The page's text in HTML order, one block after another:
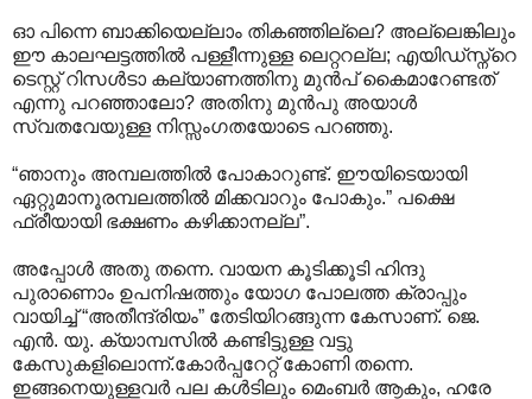
ഓ പിന്നെ ബാക്കിയെല്ലാം തികഞ്ഞില്ലെ? അല്ലെങ്കിലും
ഈ കാലഘട്ടത്തില്‍ പള്ളീന്നുള്ള ലെറ്ററല്ല; എയിഡ്സ്ന്റെ
ടെസ്റ്റ് റിസള്‍ടാ കല്യാണത്തിനു മുന്‍പ് കൈമാറേണ്ടത്
എന്നു പറഞ്ഞാലോ? അതിനു മുന്‍പു അയാള്‍
സ്വതവേയുള്ള നിസ്സംഗതയോടെ പറഞ്ഞു.
“ഞാനും അമ്പലത്തില്‍ പോകാറുണ്ട്. ഈയിടെയായി
ഏറ്റുമാനൂരമ്പലത്തില്‍ മിക്കവാറും പോകും.” പക്ഷെ
ഫ്രീയായി ഭക്ഷണം കഴിക്കാനല്ല”.
അപ്പോള്‍ അതു തന്നെ. വായന കൂടിക്കൂടി ഹിന്ദു
പുരാണൊം ഉപനിഷത്തും യോഗ പോലത്ത ക്രാപ്പും
വായിച്ച് “അതീന്ദ്രിയം” തേടിയിറങ്ങുന്ന കേസാണ്. ജെ.
എന്‍. യു. ക്യാമ്പസില്‍ കണ്ടിട്ടുള്ള വട്ടു
കേസുകളിലൊന്ന്.കോര്‍പ്പറേറ്റ് കോണി തന്നെ.
ഇങ്ങനെയുള്ളവര്‍ പല കള്‍ടിലും മെംബര്‍ ആകും, ഹരേ